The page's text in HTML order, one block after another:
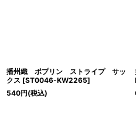
播州織 ポプリン ストライプ サッ
クス [ST0046-KW2265]
540円(税込)